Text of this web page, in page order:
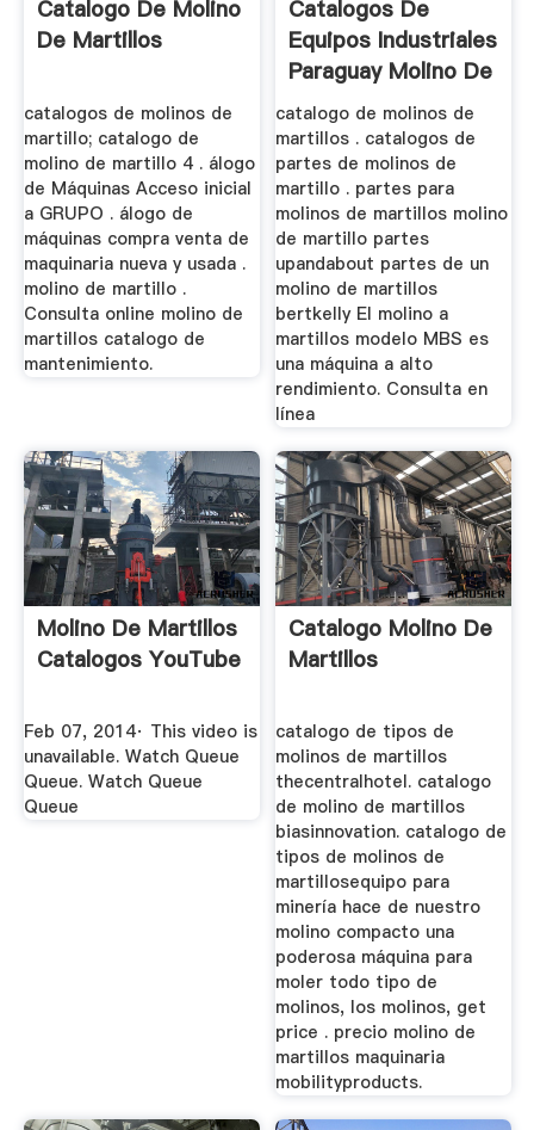
Catalogo De Molino
De Martillos
catalogos de molinos de
martillo; catalogo de
molino de martillo 4 . álogo
de Máquinas Acceso inicial
a GRUPO . álogo de
máquinas compra venta de
maquinaria nueva y usada .
molino de martillo .
Consulta online molino de
martillos catalogo de
mantenimiento.
Catalogos De
Equipos Industriales
Paraguay Molino De
Martillos
catalogo de molinos de
martillos . catalogos de
partes de molinos de
martillo . partes para
molinos de martillos molino
de martillo partes
upandabout partes de un
molino de martillos
bertkelly El molino a
martillos modelo MBS es
una máquina a alto
rendimiento. Consulta en
línea
Molino De Martillos
Catalogos YouTube
Feb 07, 2014· This video is
unavailable. Watch Queue
Queue. Watch Queue
Queue
Catalogo Molino De
Martillos
catalogo de tipos de
molinos de martillos
thecentralhotel. catalogo
de molino de martillos
biasinnovation. catalogo de
tipos de molinos de
martillosequipo para
minería hace de nuestro
molino compacto una
poderosa máquina para
moler todo tipo de
molinos, los molinos, get
price . precio molino de
martillos maquinaria
mobilityproducts.